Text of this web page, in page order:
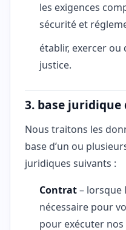
les exigences
sécurité et
établir, exercer
justice.
3. base
Nous traitons les
base d’un ou
juridiques suivants :
Contrat– lorsque
nécessaire pour
pour exécuter